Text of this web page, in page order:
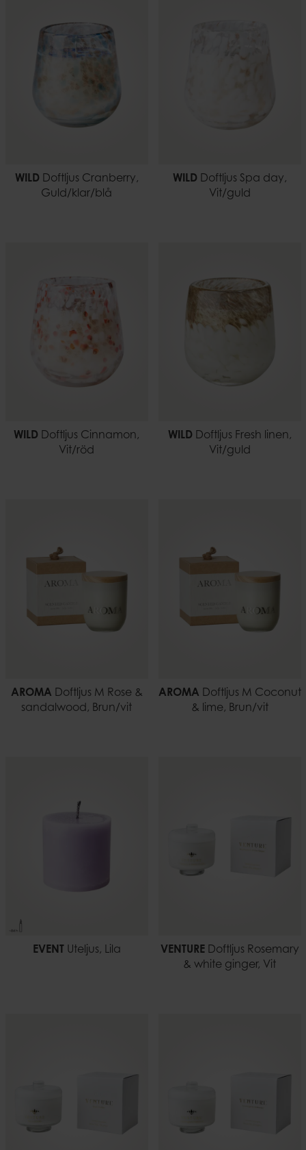
WILD Doftljus Cranberry,
Guld/klar/blå
WILD Doftljus Spa day,
Vit/guld
WILD Doftljus Cinnamon,
Vit/röd
WILD Doftljus Fresh linen,
Vit/guld
AROMA Doftljus M Rose &
sandalwood, Brun/vit
AROMA Doftljus M Coconut
& lime, Brun/vit
EVENT Uteljus, Lila VENTUREDoftljus Rosemary
& white ginger, Vit